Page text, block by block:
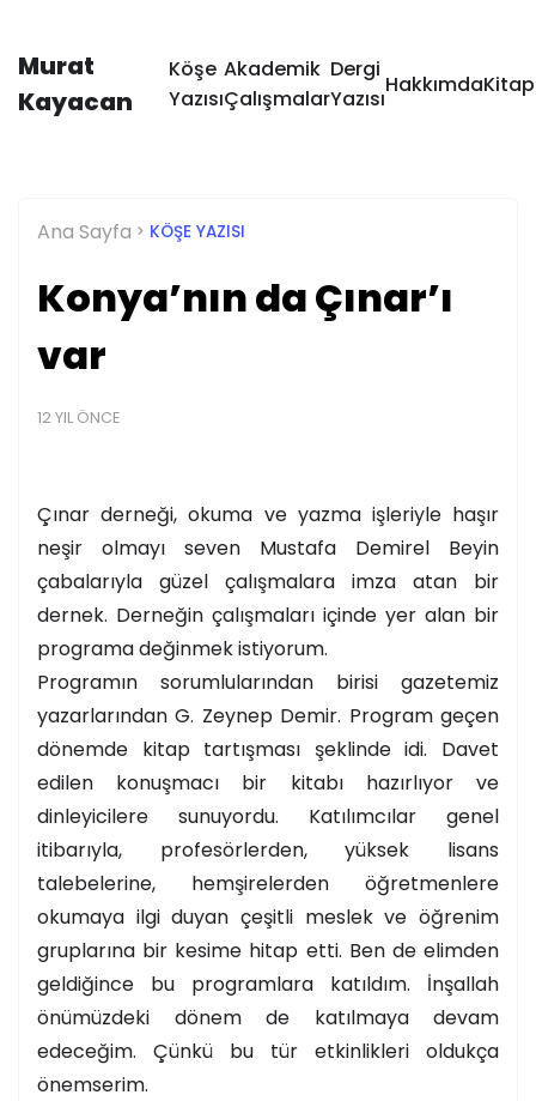
Murat
Kayacan
Köşe
Yazısı
Akademik
Çalışmalar
Dergi
Yazısı
HakkımdaKitap
Ana Sayfa KÖŞE YAZISI
Konya’nın da Çınar’ı
var
12 YIL ÖNCE
Çınar derneği, okuma ve yazma işleriyle haşır
neşir olmayı seven Mustafa Demirel Beyin
çabalarıyla güzel çalışmalara imza atan bir
dernek. Derneğin çalışmaları içinde yer alan bir
programa değinmek istiyorum.
Programın sorumlularından birisi gazetemiz
yazarlarından G. Zeynep Demir. Program geçen
dönemde kitap tartışması şeklinde idi. Davet
edilen konuşmacı bir kitabı hazırlıyor ve
dinleyicilere sunuyordu. Katılımcılar genel
itibarıyla, profesörlerden, yüksek lisans
talebelerine, hemşirelerden öğretmenlere
okumaya ilgi duyan çeşitli meslek ve öğrenim
gruplarına bir kesime hitap etti. Ben de elimden
geldiğince bu programlara katıldım. İnşallah
önümüzdeki dönem de katılmaya devam
edeceğim. Çünkü bu tür etkinlikleri oldukça
önemserim.